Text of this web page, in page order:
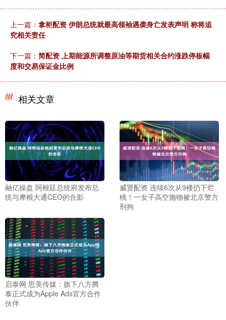
上一篇： 拿柜配资 伊朗总统就最高领袖遇袭身亡发表声明 称将追
究相关责任
下一篇： 简配资 上期能源所调整原油等期货相关合约涨跌停板幅
度和交易保证金比例
相关文章
融亿操盘 阿根廷总统府发布总
统与摩根大通CEO的合影
威贤配资 连续6次从9楼扔下烂
桃！一女子高空抛物被北京警方
刑拘
启泰网 思美传媒：旗下八方腾
泰正式成为Apple Ads官方合作
伙伴